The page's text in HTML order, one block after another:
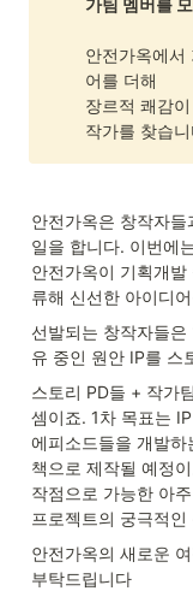
가팀 멤버를
안전가옥에서
어를 더해
장르적 쾌감
작가를 찾습
안전가옥은 창작자
일을 합니다. 이번에
안전가옥이 기획개
류해 신선한 아이디
선발되는 창작자들
유 중인 원안 IP를 스
스토리 PD들 + 작가
셈이죠. 1차 목표는
에피소드들을 개발
책으로 제작될 예정
작점으로 가능한 아
프로젝트의 궁극적인
안전가옥의 새로운
부탁드립니다